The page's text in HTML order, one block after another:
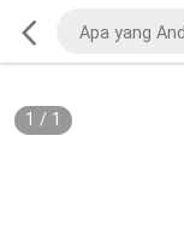
1 / 1